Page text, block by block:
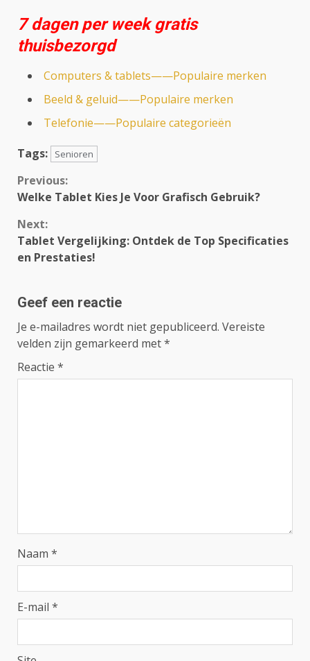
7 dagen per week gratis
thuisbezorgd
Computers & tablets——Populaire merken
Beeld & geluid——Populaire merken
Telefonie——Populaire categorieën
Tags:
Senioren
Continue
Previous:
Welke Tablet Kies Je Voor Grafisch Gebruik?
Next:
Tablet Vergelijking: Ontdek de Top Specificaties
en Prestaties!
Geef een reactie
Je e-mailadres wordt niet gepubliceerd. Vereiste
velden zijn gemarkeerd met*
Reactie *
Naam *
E-mail *